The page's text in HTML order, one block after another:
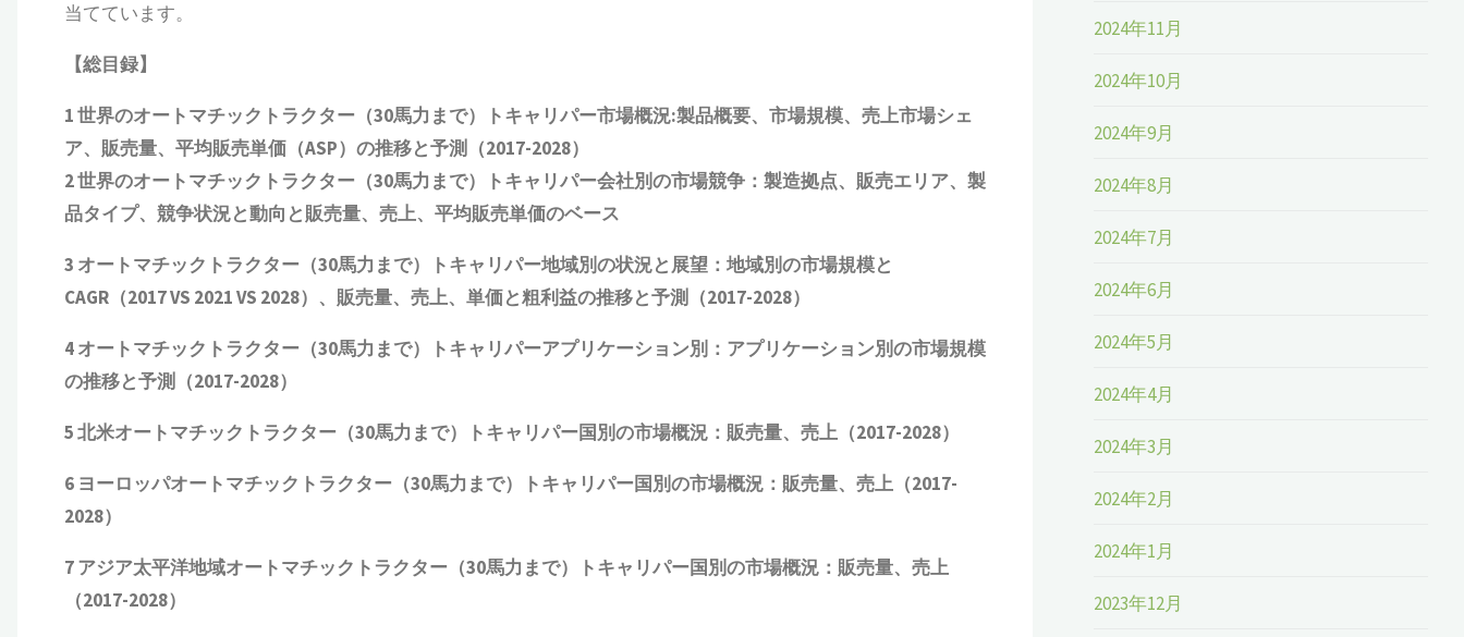
当てています。
【総目録】
1世界のオートマチックトラクター（30馬力まで）トキャリパー市場概況:製品概要、市場規模、売上市場シェ
ア、販売量、平均販売単価（ASP）の推移と予測（2017-2028）
2世界のオートマチックトラクター（30馬力まで）トキャリパー会社別の市場競争：製造拠点、販売エリア、製
品タイプ、競争状況と動向 と販売量、売上、平均販売単価のベース
3 オートマチックトラクター（30馬力まで）トキャリパー地域別の状況と展望：地域別の市場規模と
CAGR（2017 VS 2021 VS 2028）、販売量、売上、単価と粗利益の推移と予測（2017-2028）
4オートマチックトラクター（30馬力まで）トキャリパーアプリケーション別：アプリケーション別の市場規模
の推移と予測（2017-2028）
5北米オートマチックトラクター（30馬力まで）トキャリパー国別の市場概況：販売量、売上（2017-2028）
6 ヨーロッパオートマチックトラクター（30馬力まで）トキャリパー国別の市場概況：販売量、売上（2017-
2028）
7アジア太平洋地域オートマチックトラクター（30馬力まで）トキャリパー国別の市場概況：販売量、売上
（2017-2028）
2024年11月
2024年10月
2024年9月
2024年8月
2024年7月
2024年6月
2024年5月
2024年4月
2024年3月
2024年2月
2024年1月
2023年12月